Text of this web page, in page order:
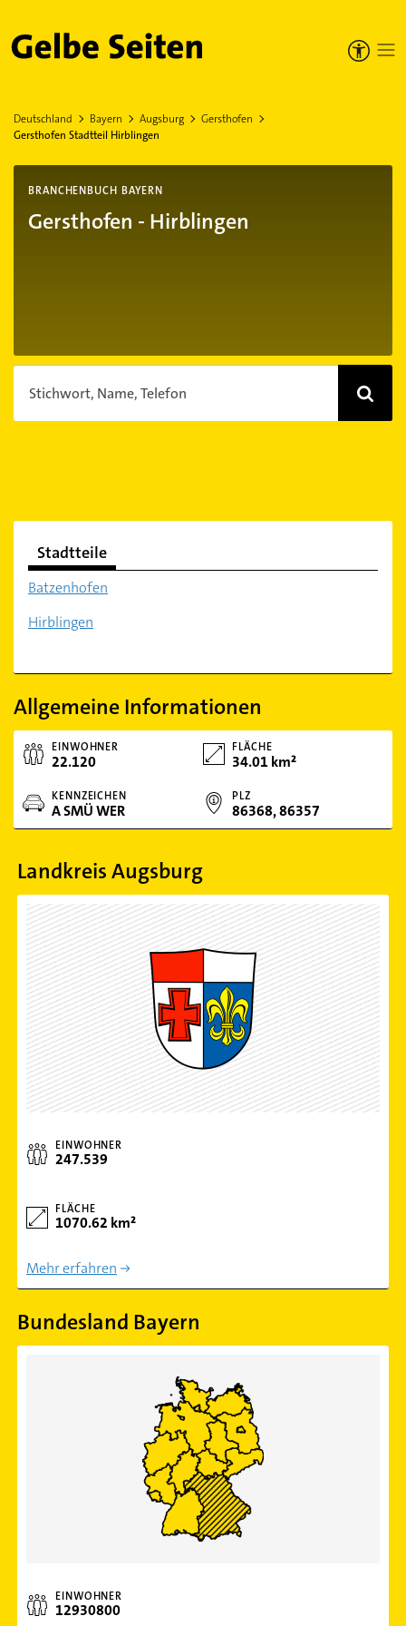
Gelbe Seiten
Deutschland Bayern Augsburg
Gersthofen
Gersthofen Stadtteil Hirblingen
BRANCHENBUCH BAYERN
Gersthofen - Hirblingen
Stichwort, Name, Telefon
Stadtteile
Batzenhofen
Hirblingen
Allgemeine Informationen
EINWOHNER
22.120
FLÄCHE
34.01 km²
KENNZEICHEN
A SMÜ WER
PLZ
86368, 86357
Landkreis Augsburg
EINWOHNER
247.539
FLÄCHE
1070.62 km²
Mehr erfahren
Bundesland Bayern
EINWOHNER
12930800